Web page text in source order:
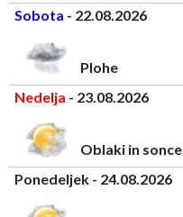
Sobota - 22.08.2026
Plohe
Nedelja - 23.08.2026
Oblaki in sonce
Ponedeljek - 24.08.2026